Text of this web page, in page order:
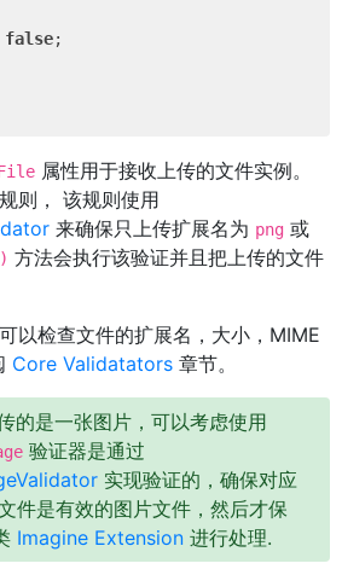
false;
属性用于接收上传的文件实例。
则， 该规则使用
来确保只上传扩展名为 png 或
方法会执行该验证并且把上传的文件
以检查文件的扩展名，大小，MIME
Core Validatators 章节。
的是一张图片，可以考虑使用
验证器是通过
实现验证的，确保对应
件是有效的图片文件，然后才保
Imagine Extension 进行处理.